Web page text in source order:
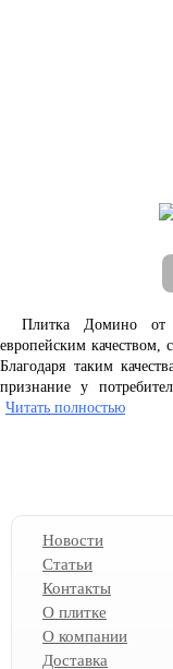
Плитка Домино от
европейским
Благодаря таким
признание у
направленностью
странах. Производство
Португалии. Во время
качественный товар
стандартам.
Купить плитку
44х44; 50х33,3;
33.3х2,5. Помимо
декоративные
высокими
Читать полностью
Новости
Статьи
Контакты
О плитке
О компании
Доставка